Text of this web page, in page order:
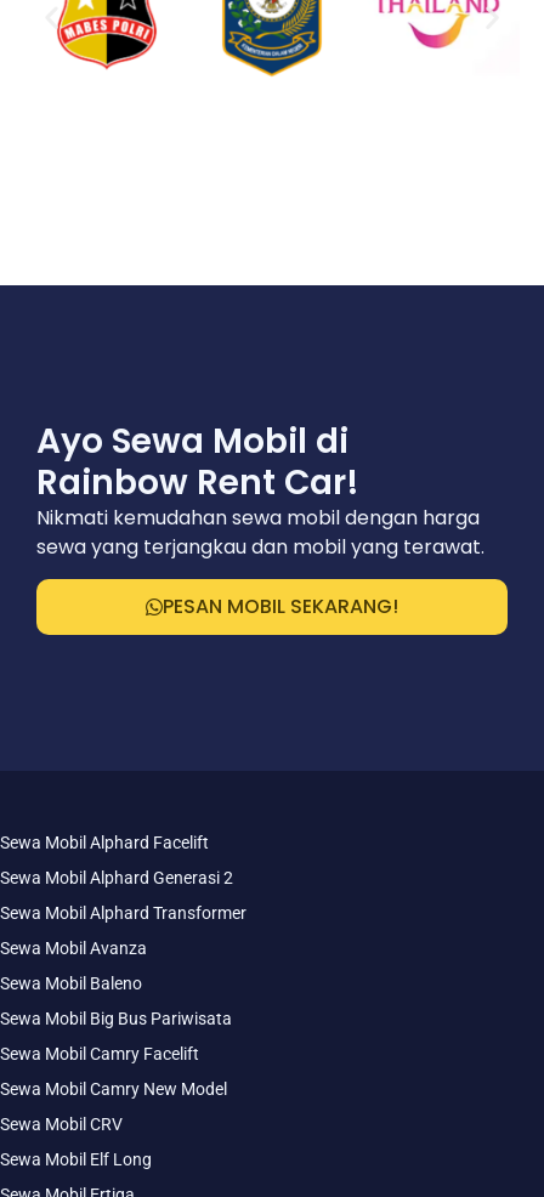
Ayo Sewa Mobil di
Rainbow Rent Car!
Nikmati kemudahan sewa mobil dengan harga
sewa yang terjangkau dan mobil yang terawat.
PESAN MOBIL SEKARANG!
Sewa Mobil Alphard Facelift
Sewa Mobil Alphard Generasi 2
Sewa Mobil Alphard Transformer
Sewa Mobil Avanza
Sewa Mobil Baleno
Sewa Mobil Big Bus Pariwisata
Sewa Mobil Camry Facelift
Sewa Mobil Camry New Model
Sewa Mobil CRV
Sewa Mobil Elf Long